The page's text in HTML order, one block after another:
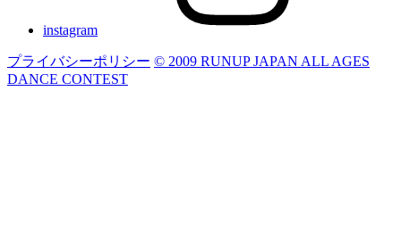
instagram
プライバシーポリシー © 2009 RUNUP JAPAN ALL AGES
DANCE CONTEST